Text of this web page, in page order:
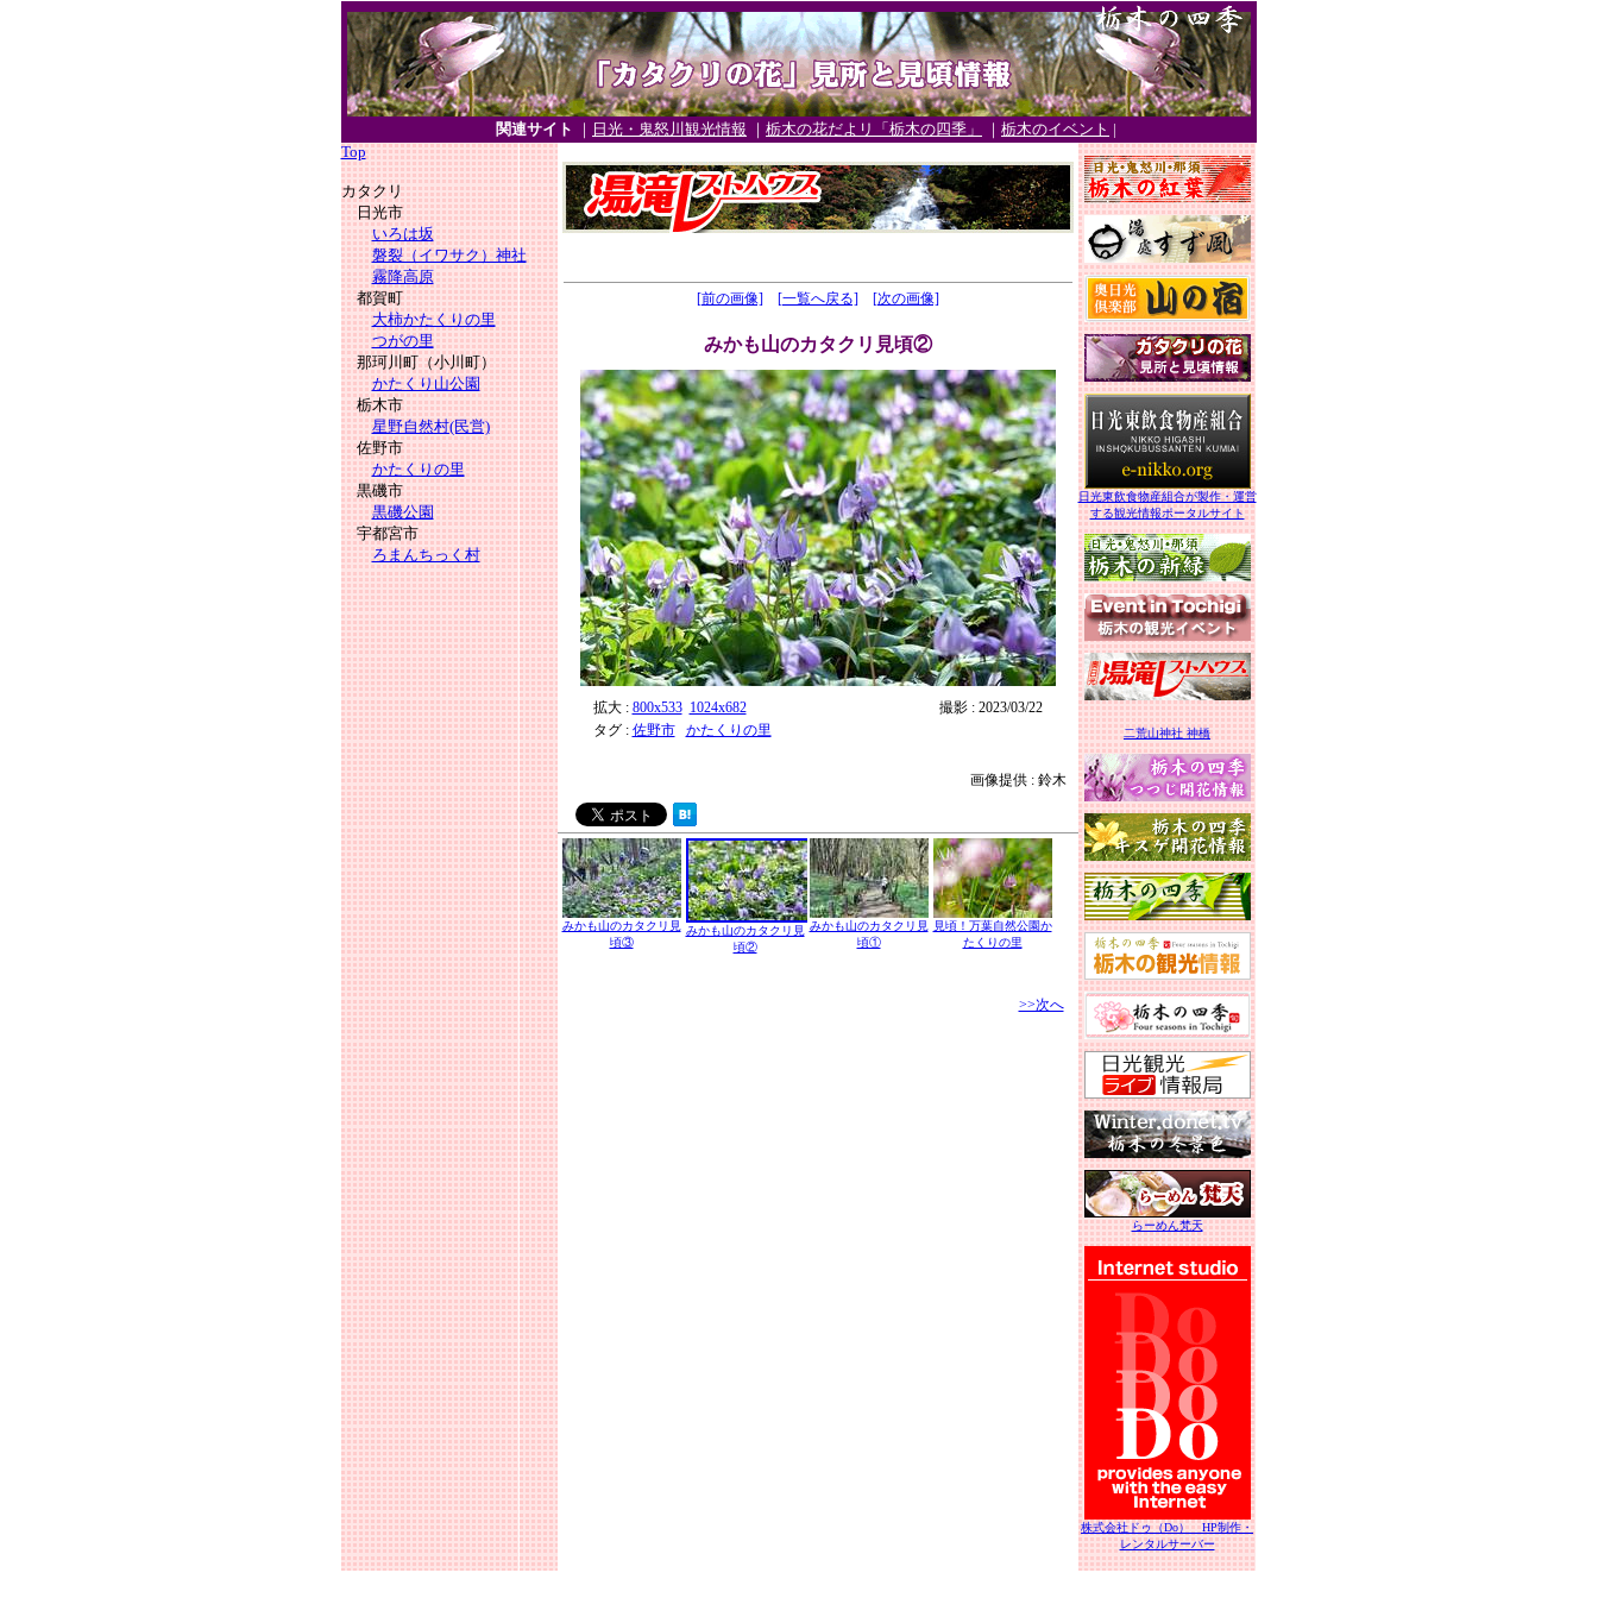
関連サイト ｜ 日光・鬼怒川観光情報 ｜ 栃木の花だよリ「栃木の四季」 ｜ 栃木のイベント |
Top
カタクリ
日光市
いろは坂
磐裂（イワサク）神社
霧降高原
都賀町
大柿かたくりの里
つがの里
那珂川町（小川町）
かたくり山公園
栃木市
星野自然村(民営)
佐野市
かたくりの里
黒磯市
黒磯公園
宇都宮市
ろまんちっく村
[前の画像] [一覧へ戻る] [次の画像]
みかも山のカタクリ見頃②
拡大 : 800x533 1024x682
撮影 : 2023/03/22
タグ : 佐野市 かたくりの里
画像提供 : 鈴木
みかも山のカタクリ見
頃③
みかも山のカタクリ見
頃②
みかも山のカタクリ見
頃①
見頃！万葉自然公園か
たくりの里
>>次へ
日光東飲食物産組合が製作・運営
する観光情報ポータルサイト
二荒山神社 神橋
らーめん梵天
株式会社ドゥ（Do） HP制作・
レンタルサーバー